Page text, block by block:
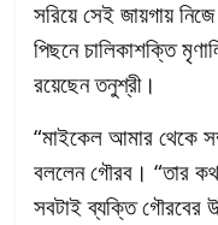
সরিয়ে সেই জায়গায়
পিছনে চালিকাশক্তি
রয়েছেন তনুশ্রী।
“মাইকেল আমার থেকে
বললেন গৌরব। “তার
সবটাই ব্যক্তি গৌরবের